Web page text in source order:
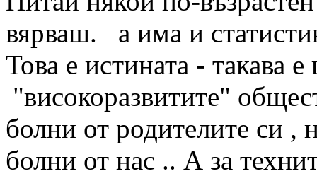
вярваш. а има и
Това е истината - такава е
"високоразвитите"
болни от родителите си ,
болни от нас .. А за